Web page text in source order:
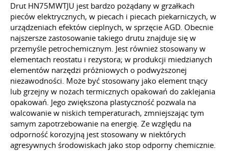
Drut HN75MWTJU jest bardzo pożądany w grzałkach
pieców elektrycznych, w piecach i piecach piekarniczych, w
urządzeniach efektów cieplnych, w sprzęcie AGD. Obecnie
najszersze zastosowanie takiego drutu znajduje się w
przemyśle petrochemicznym. Jest również stosowany w
elementach reostatu i rezystora; w produkcji miedzianych
elementów narzędzi próżniowych o podwyższonej
niezawodności. Może być stosowany jako element tnący
lub grzejny w nożach termicznych opakowań do zaklejania
opakowań. Jego zwiększona plastyczność pozwala na
walcowanie w niskich temperaturach, zmniejszając tym
samym zapotrzebowanie na energię. Ze względu na
odporność korozyjną jest stosowany w niektórych
agresywnych środowiskach jako stop odporny chemicznie.